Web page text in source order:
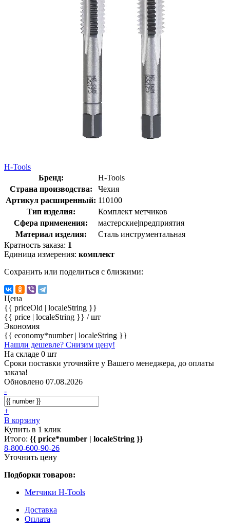
H-Tools
Бренд:
H-Tools
Страна производства:
Чехия
Артикул расширенный: 110100
Тип изделия:
Комплект метчиков
Сфера применения:
мастерские|предприятия
Материал изделия:
Сталь инструментальная
Кратность заказа: 1
Единица измерения: комплект
Сохранить или поделиться с близкими:
Цена
{{ priceOld | localeString }}
{{ price | localeString }} / шт
Экономия
{{ economy*number | localeString }}
Нашли дешевле? Снизим цену!
На складе 0 шт
Сроки поставки уточняйте у Вашего менеджера, до оплаты
заказа!
Обновлено 07.08.2026
-
+
В корзину
Купить в 1 клик
Итого: {{ price*number | localeString }}
8-800-600-90-26
Уточнить цену
Подборки товаров:
Метчики H-Tools
Доставка
Оплата